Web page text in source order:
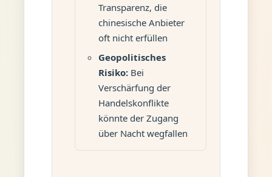
Transparenz, die
chinesische Anbieter
oft nicht erfüllen
Geopolitisches
Risiko:Bei
Verschärfung der
Handelskonflikte
könnte der Zugang
über Nacht wegfallen